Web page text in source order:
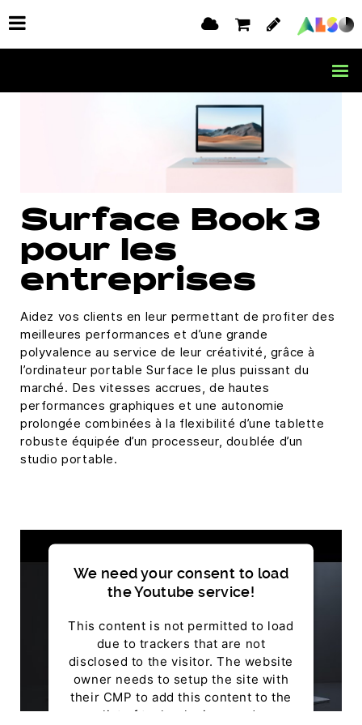
Surface Book 3
pour les
entreprises
Aidez vos clients en leur permettant de profiter des
meilleures performances et d’une grande
polyvalence au service de leur créativité, grâce à
l’ordinateur portable Surface le plus puissant du
marché. Des vitesses accrues, de hautes
performances graphiques et une autonomie
prolongée combinées à la flexibilité d’une tablette
robuste équipée d’un processeur, doublée d’un
studio portable.
We need your consent to load
the Youtube service!
This content is not permitted to load
due to trackers that are not
disclosed to the visitor. The website
owner needs to setup the site with
their CMP to add this content to the
list of technologies used.